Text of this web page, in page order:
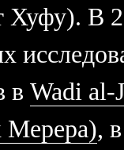
Хуфу). В
в Wadi al-
Мерера),